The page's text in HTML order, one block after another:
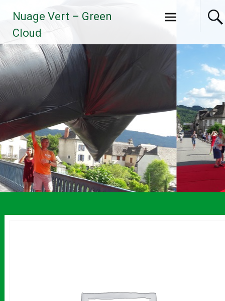
contenu
principal
Nuage Vert – Green
Cloud